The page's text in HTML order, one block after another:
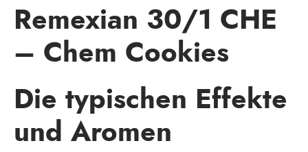
Remexian 30/1 CHE
– Chem Cookies
Die typischen Effekte
und Aromen